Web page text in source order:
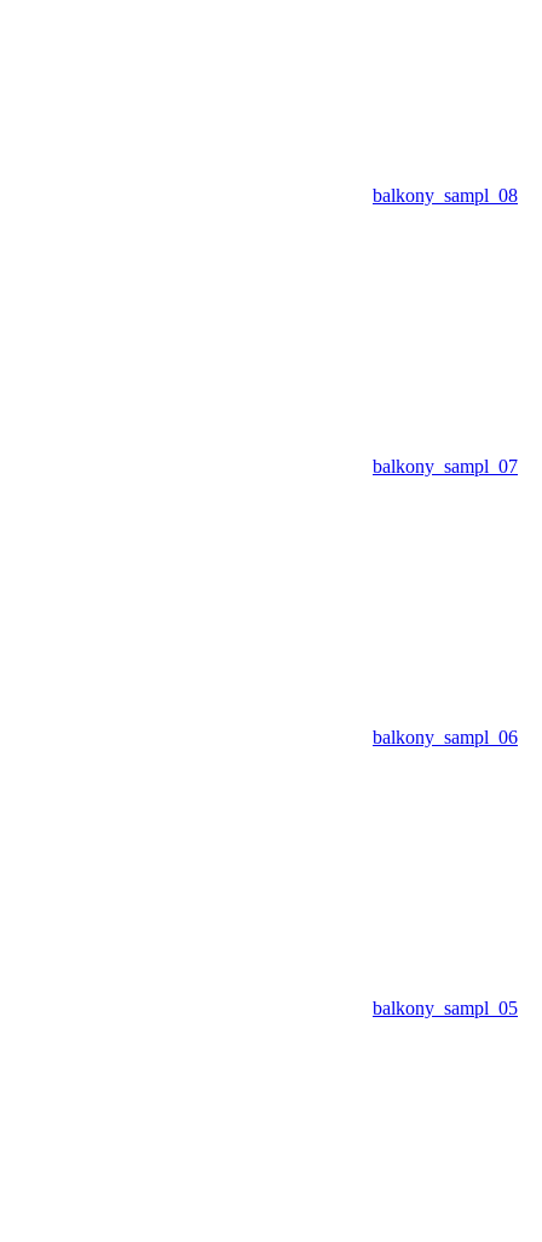
balkony_sampl_08
balkony_sampl_07
balkony_sampl_06
balkony_sampl_05